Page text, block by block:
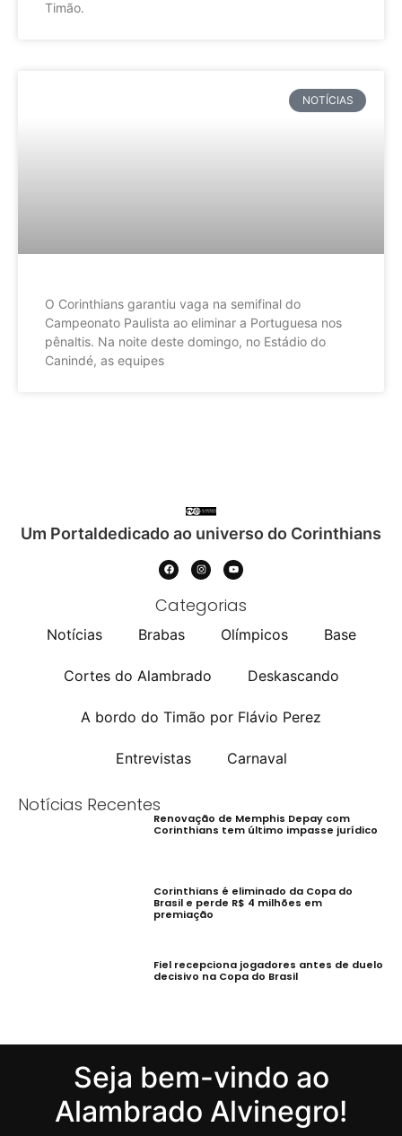
Timão.
NOTÍCIAS
O Corinthians garantiu vaga na semifinal do
Campeonato Paulista ao eliminar a Portuguesa nos
pênaltis. Na noite deste domingo, no Estádio do
Canindé, as equipes
Um Portaldedicado ao universo do Corinthians
Categorias
Notícias Brabas Olímpicos Base
Cortes do Alambrado Deskascando
A bordo do Timão por Flávio Perez
Entrevistas Carnaval
Notícias Recentes
Renovação de Memphis Depay com
Corinthians tem último impasse jurídico
Corinthians é eliminado da Copa do
Brasil e perde R$ 4 milhões em
premiação
Fiel recepciona jogadores antes de duelo
decisivo na Copa do Brasil
Seja bem-vindo ao
Alambrado Alvinegro!